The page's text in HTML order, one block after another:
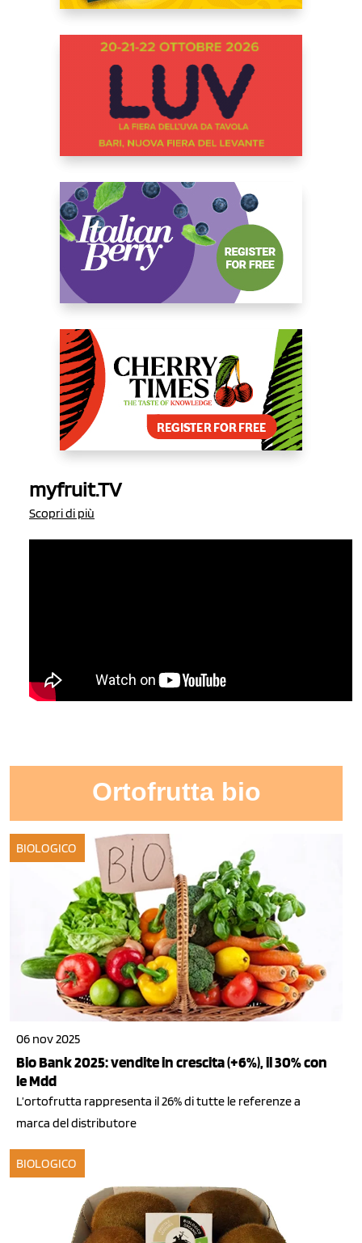
myfruit.TV
Scopri di più
Ortofrutta bio
BIOLOGICO
06 nov 2025
Bio Bank 2025: vendite in crescita (+6%), il 30% con
le Mdd
L’ortofrutta rappresenta il 26% di tutte le referenze a
marca del distributore
BIOLOGICO